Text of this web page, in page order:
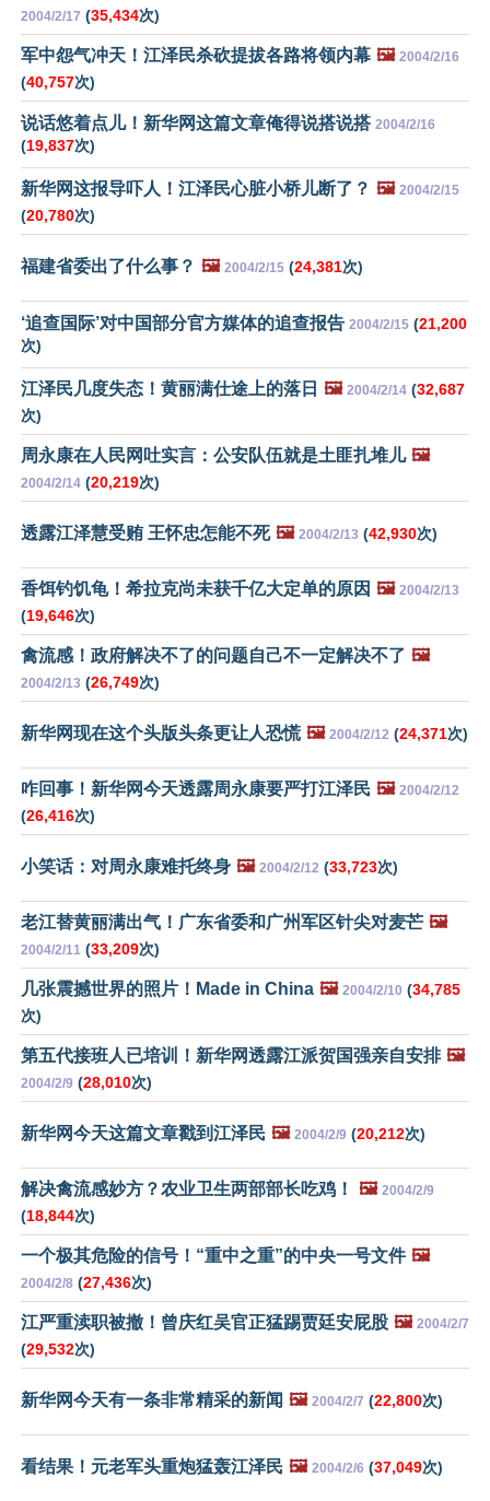
2004/2/17 (35,434次)
军中怨气冲天！江泽民杀砍提拔各路将领内幕 🖼️ 2004/2/16
(40,757次)
说话悠着点儿！新华网这篇文章俺得说搭说搭 2004/2/16
(19,837次)
新华网这报导吓人！江泽民心脏小桥儿断了？ 🖼️ 2004/2/15
(20,780次)
福建省委出了什么事？ 🖼️ 2004/2/15 (24,381次)
‘追查国际’对中国部分官方媒体的追查报告 2004/2/15 (21,200
次)
江泽民几度失态！黄丽满仕途上的落日 🖼️ 2004/2/14 (32,687
次)
周永康在人民网吐实言：公安队伍就是土匪扎堆儿 🖼️
2004/2/14 (20,219次)
透露江泽慧受贿 王怀忠怎能不死 🖼️ 2004/2/13 (42,930次)
香饵钓饥龟！希拉克尚未获千亿大定单的原因 🖼️ 2004/2/13
(19,646次)
禽流感！政府解决不了的问题自己不一定解决不了 🖼️
2004/2/13 (26,749次)
新华网现在这个头版头条更让人恐慌 🖼️ 2004/2/12 (24,371次)
咋回事！新华网今天透露周永康要严打江泽民 🖼️ 2004/2/12
(26,416次)
小笑话：对周永康难托终身 🖼️ 2004/2/12 (33,723次)
老江替黄丽满出气！广东省委和广州军区针尖对麦芒 🖼️
2004/2/11 (33,209次)
几张震撼世界的照片！Made in China 🖼️ 2004/2/10 (34,785
次)
第五代接班人已培训！新华网透露江派贺国强亲自安排 🖼️
2004/2/9 (28,010次)
新华网今天这篇文章戳到江泽民 🖼️ 2004/2/9 (20,212次)
解决禽流感妙方？农业卫生两部部长吃鸡！ 🖼️ 2004/2/9
(18,844次)
一个极其危险的信号！“重中之重”的中央一号文件 🖼️
2004/2/8 (27,436次)
江严重渎职被撤！曾庆红吴官正猛踢贾廷安屁股 🖼️ 2004/2/7
(29,532次)
新华网今天有一条非常精采的新闻 🖼️ 2004/2/7 (22,800次)
看结果！元老军头重炮猛轰江泽民 🖼️ 2004/2/6 (37,049次)